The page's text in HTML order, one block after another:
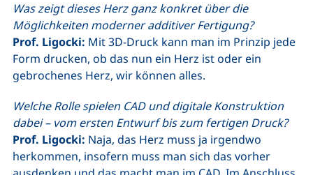
Was zeigt dieses Herz ganz konkret über die
Möglichkeiten moderner additiver Fertigung?
Prof. Ligocki: Mit 3D-Druck kann man im Prinzip jede
Form drucken, ob das nun ein Herz ist oder ein
gebrochenes Herz, wir können alles.
Welche Rolle spielen CAD und digitale Konstruktion
dabei – vom ersten Entwurf bis zum fertigen Druck?
Prof. Ligocki: Naja, das Herz muss ja irgendwo
herkommen, insofern muss man sich das vorher